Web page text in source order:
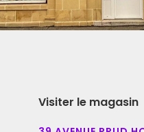
Visiter le magasin